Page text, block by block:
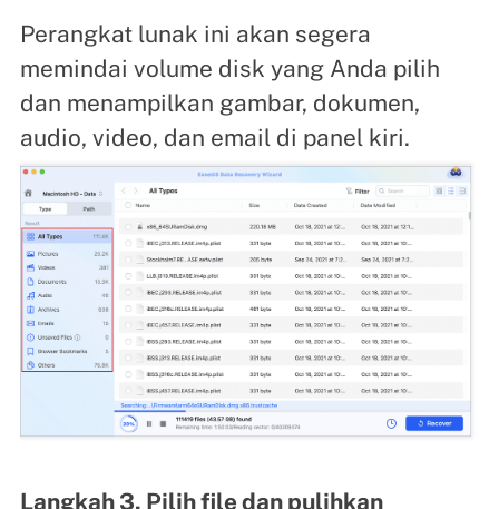
Perangkat lunak ini akan segera
memindai volume disk yang Anda pilih
dan menampilkan gambar, dokumen,
audio, video, dan email di panel kiri.
Langkah 3. Pilih file dan pulihkan